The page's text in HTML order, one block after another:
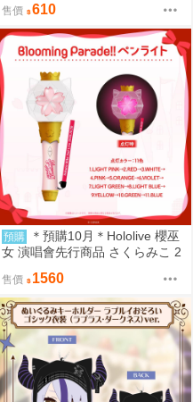
ブグッズ 毛巾 miko (9/5或售完
結單)
售價 610
預購
＊預購10月＊Hololive 櫻巫
女 演唱會先行商品 さくらみこ 2
ブグッズ 應援手燈 miko (9/5或
售完結單)
售價 1560